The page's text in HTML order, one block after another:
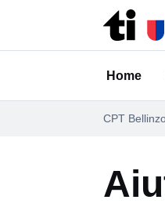
Vai al contenuto della pagina
Home
CPT